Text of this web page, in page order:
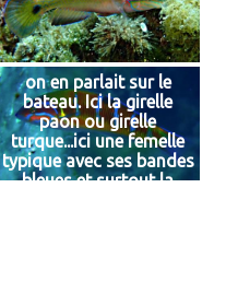
on en parlait sur le
bateau. Ici la girelle
paon ou girelle
turque...ici une femelle
typique avec ses bandes
bleues et surtout la